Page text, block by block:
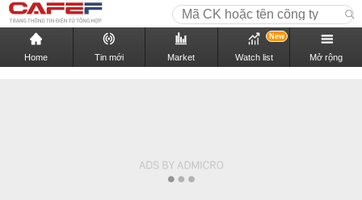
Home Tin mới Market Watch list
New
Mở rộng